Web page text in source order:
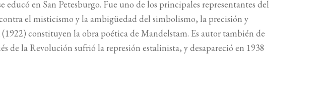
educó en San Petesburgo. Fue uno de los principales representantes del
el misticismo y la ambigüedad del simbolismo, la precisión y
(1922) constituyen la obra poética de Mandelstam. Es autor también de
de la Revolución sufrió la represión estalinista, y desapareció en 1938